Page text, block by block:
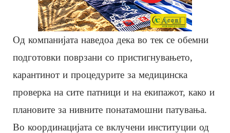
Од компанијата наведоа дека во тек се обемни
подготовки поврзани со пристигнувањето,
карантинот и процедурите за медицинска
проверка на сите патници и на екипажот, како и
плановите за нивните понатамошни патувања.
Во координацијата се вклучени институции од